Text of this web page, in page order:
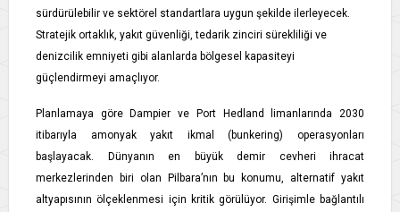
sürdürülebilir ve sektörel standartlara uygun şekilde ilerleyecek.
Stratejik ortaklık, yakıt güvenliği, tedarik zinciri sürekliliği ve
denizcilik emniyeti gibi alanlarda bölgesel kapasiteyi
güçlendirmeyi amaçlıyor.
Planlamaya göre Dampier ve Port Hedland limanlarında 2030
itibarıyla amonyak yakıt ikmal (bunkering) operasyonları
başlayacak. Dünyanın en büyük demir cevheri ihracat
merkezlerinden biri olan Pilbara’nın bu konumu, alternatif yakıt
altyapısının ölçeklenmesi için kritik görülüyor. Girişimle bağlantılı